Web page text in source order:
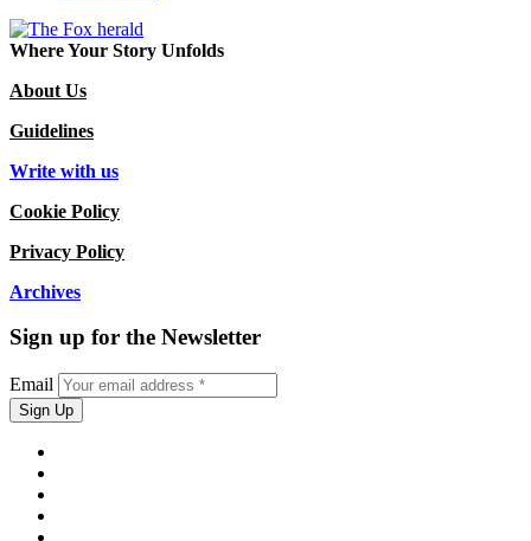
Where Your Story Unfolds
About Us
Guidelines
Write with us
Cookie Policy
Privacy Policy
Archives
Sign up for the Newsletter
Email